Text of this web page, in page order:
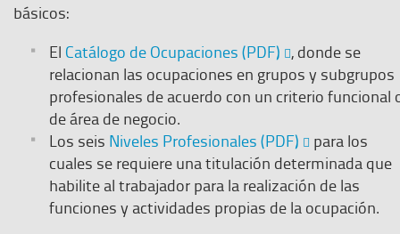
básicos:
El Catálogo de Ocupaciones (PDF) El
enlace
se
en
una
nueva
ventana
, donde se
relacionan las ocupaciones en grupos y subgrupos
profesionales de acuerdo con un criterio funcional
de área de negocio.
Los seis Niveles Profesionales (PDF)
El
enlace
se
abre
para los
cuales se requiere una titulación determinada que
habilite al trabajador para la realización de las
funciones y actividades propias de la ocupación.